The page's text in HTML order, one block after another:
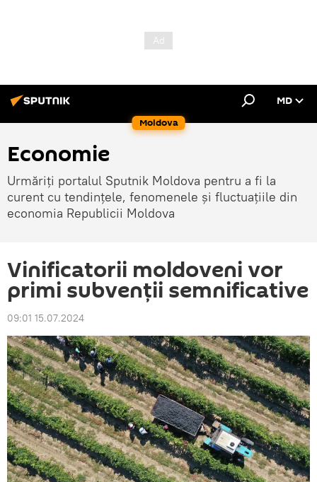
Moldova
MD
Economie
Urmăriți portalul Sputnik Moldova pentru a fi la
curent cu tendințele, fenomenele și fluctuațiile din
economia Republicii Moldova
Vinificatorii moldoveni vor
primi subvenții semnificative
09:01 15.07.2024